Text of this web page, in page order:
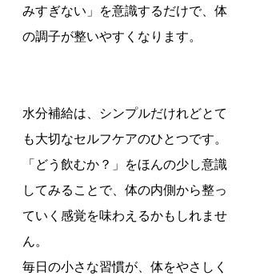
みすぎない」を意識するだけで、体
の調子が整いやすくなります。
水分補給は、シンプルだけれどとて
も大切なセルフケアのひとつです。
「どう飲むか？」をほんの少し意識
してみることで、体の内側から整っ
ていく感覚を味わえるかもしれませ
ん。
毎日の小さな習慣が、体をやさしく